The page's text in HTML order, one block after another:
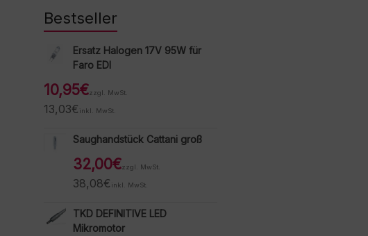
Bestseller
Ersatz Halogen 17V 95W für
Faro EDI
10,95€zzgl. MwSt.
13,03€ inkl. MwSt.
Saughandstück Cattani groß
32,00€zzgl. MwSt.
38,08€ inkl. MwSt.
TKD DEFINITIVE LED
Mikromotor